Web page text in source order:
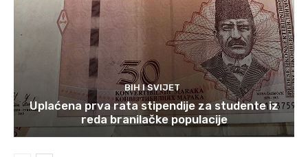
BIH I SVIJET
Uplaćena prva rata stipendije za studente iz
reda branilačke populacije